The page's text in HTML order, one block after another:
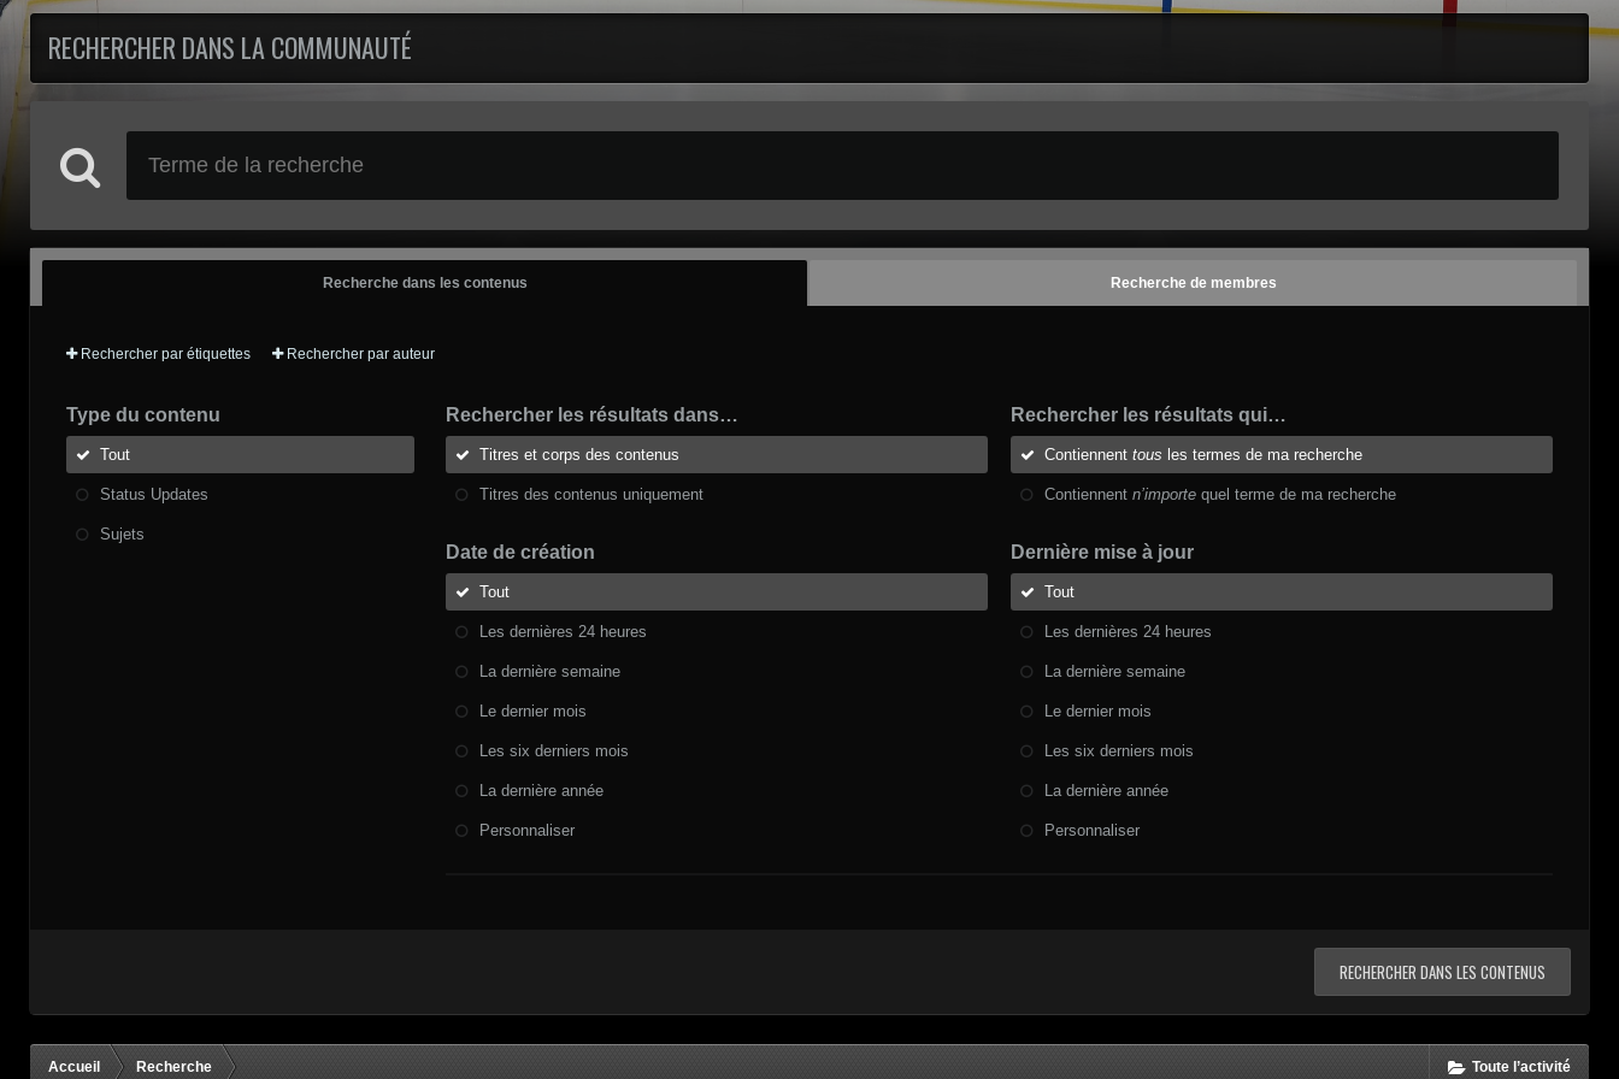
RECHERCHER DANS LA COMMUNAUTÉ
Recherche dans les contenus Recherche de membres
Rechercher par étiquettes Rechercher par auteur
Type du contenu
Tout
Status Updates
Sujets
Rechercher les résultats dans…
Titres et corps des contenus
Titres des contenus uniquement
Rechercher les résultats qui…
Contiennenttous les termes de ma recherche
Contiennentn’importe quel terme de ma recherche
Date de création
Tout
Les dernières 24 heures
La dernière semaine
Le dernier mois
Les six derniers mois
La dernière année
Personnaliser
Dernière mise à jour
Tout
Les dernières 24 heures
La dernière semaine
Le dernier mois
Les six derniers mois
La dernière année
Personnaliser
RECHERCHER DANS LES CONTENUS
Toute l’activité
Accueil Recherche